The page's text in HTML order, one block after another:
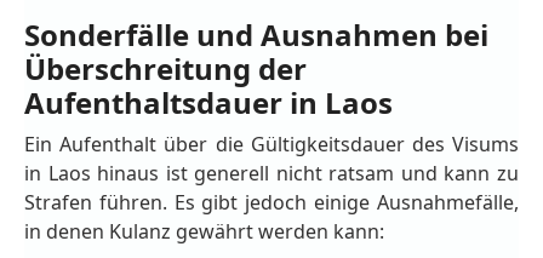
Sonderfälle und Ausnahmen bei
Überschreitung der
Aufenthaltsdauer in Laos
Ein Aufenthalt über die Gültigkeitsdauer des Visums
in Laos hinaus ist generell nicht ratsam und kann zu
Strafen führen. Es gibt jedoch einige Ausnahmefälle,
in denen Kulanz gewährt werden kann: